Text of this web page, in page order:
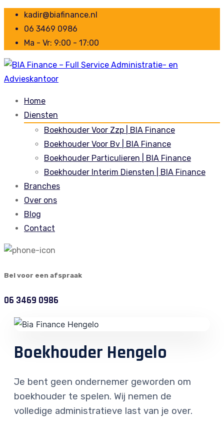
kadir@biafinance.nl
06 3469 0986
Ma - Vr: 9:00 - 17:00
Home
Diensten
Boekhouder Voor Zzp | BIA Finance
Boekhouder Voor Bv | BIA Finance
Boekhouder Particulieren | BIA Finance
Boekhouder Interim Diensten | BIA Finance
Branches
Over ons
Blog
Contact
Bel voor een afspraak
06 3469 0986
Boekhouder Hengelo
Je bent geen ondernemer geworden om
boekhouder te spelen. Wij nemen de
volledige administratieve last van je over.